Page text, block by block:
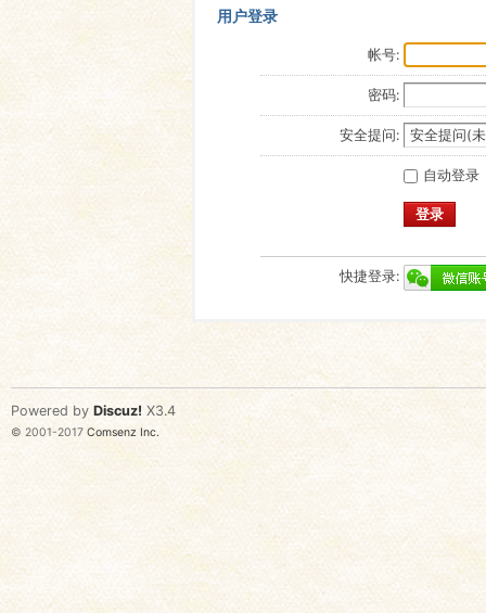
用户登录
帐号:
密码:
安全提问:
自动登录
登录
快捷登录:
Powered by Discuz! X3.4
© 2001-2017 Comsenz Inc.